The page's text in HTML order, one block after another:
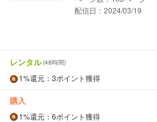
配信日：2024/03/19
レンタル(48時間)
1%還元 ：3ポイント獲得
購入
1%還元 ：6ポイント獲得